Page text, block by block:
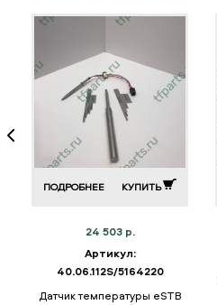
ПОДРОБНЕЕ КУПИТЬ
24 503 р.
Артикул:
40.06.112S/5164220
Датчик температуры eSTB